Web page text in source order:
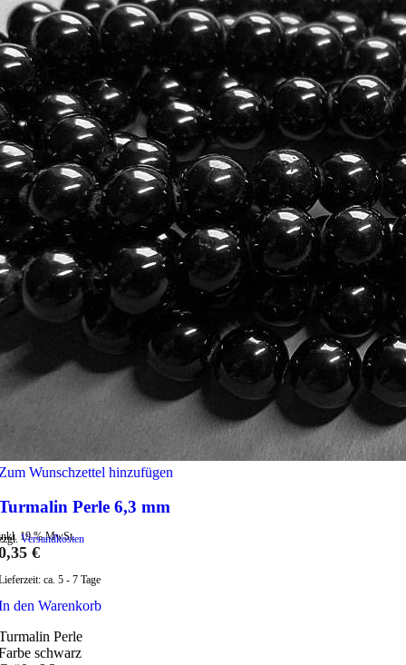
Wunschzettel hinzufügen
Perle 6,3 mm
19 % MwSt.
Versandkosten
€
ca. 5 - 7 Tage
den Warenkorb
Perle
schwarz